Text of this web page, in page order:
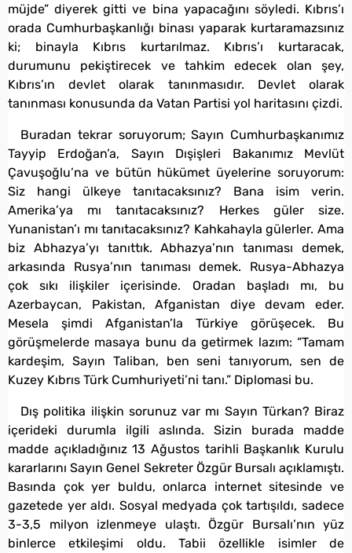
müjde” diyerek gitti ve bina yapacağını söyledi. Kıbrıs’ı
orada Cumhurbaşkanlığı binası yaparak kurtaramazsınız
ki; binayla Kıbrıs kurtarılmaz. Kıbrıs’ı kurtaracak,
durumunu pekiştirecek ve tahkim edecek olan şey,
Kıbrıs’ın devlet olarak tanınmasıdır. Devlet olarak
tanınması konusunda da Vatan Partisi yol haritasını çizdi.
Buradan tekrar soruyorum; Sayın Cumhurbaşkanımız
Tayyip Erdoğan’a, Sayın Dışişleri Bakanımız Mevlüt
Çavuşoğlu’na ve bütün hükümet üyelerine soruyorum:
Siz hangi ülkeye tanıtacaksınız? Bana isim verin.
Amerika’ya mı tanıtacaksınız? Herkes güler size.
Yunanistan’ı mı tanıtacaksınız? Kahkahayla gülerler. Ama
biz Abhazya’yı tanıttık. Abhazya’nın tanıması demek,
arkasında Rusya’nın tanıması demek. Rusya-Abhazya
çok sıkı ilişkiler içerisinde. Oradan başladı mı, bu
Azerbaycan, Pakistan, Afganistan diye devam eder.
Mesela şimdi Afganistan’la Türkiye görüşecek. Bu
görüşmelerde masaya bunu da getirmek lazım: “Tamam
kardeşim, Sayın Taliban, ben seni tanıyorum, sen de
Kuzey Kıbrıs Türk Cumhuriyeti’ni tanı.” Diplomasi bu.
Dış politika ilişkin sorunuz var mı Sayın Türkan? Biraz
içerideki durumla ilgili aslında. Sizin burada madde
madde açıkladığınız 13 Ağustos tarihli Başkanlık Kurulu
kararlarını Sayın Genel Sekreter Özgür Bursalı açıklamıştı.
Basında çok yer buldu, onlarca internet sitesinde ve
gazetede yer aldı. Sosyal medyada çok tartışıldı, sadece
3-3,5 milyon izlenmeye ulaştı. Özgür Bursalı’nın yüz
binlerce etkileşimi oldu. Tabii özellikle isimler de